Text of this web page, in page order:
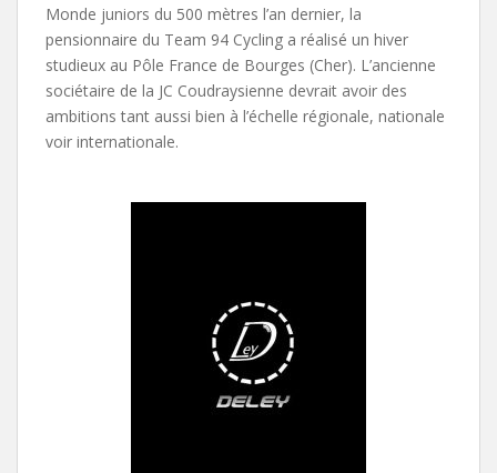
Monde juniors du 500 mètres l’an dernier, la
pensionnaire du Team 94 Cycling a réalisé un hiver
studieux au Pôle France de Bourges (Cher). L’ancienne
sociétaire de la JC Coudraysienne devrait avoir des
ambitions tant aussi bien à l’échelle régionale, nationale
voir internationale.